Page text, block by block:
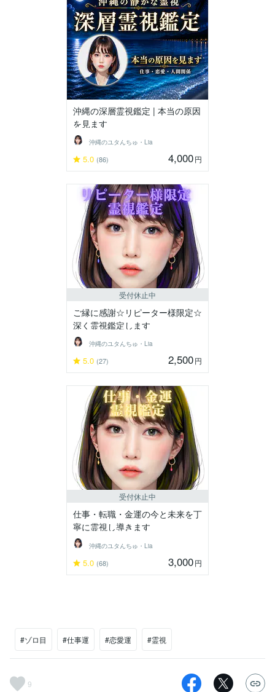
沖縄の深層霊視鑑定 | 本当の原因
を見ます
沖縄のユタんちゅ・Lia
5.0 (86) 4,000円
受付休止中
ご縁に感謝☆リピーター様限定☆
深く霊視鑑定します
沖縄のユタんちゅ・Lia
5.0 (27) 2,500円
受付休止中
仕事・転職・金運の今と未来を丁
寧に霊視し導きます
沖縄のユタんちゅ・Lia
5.0 (68) 3,000円
#ゾロ目 #仕事運 #恋愛運 #霊視
9